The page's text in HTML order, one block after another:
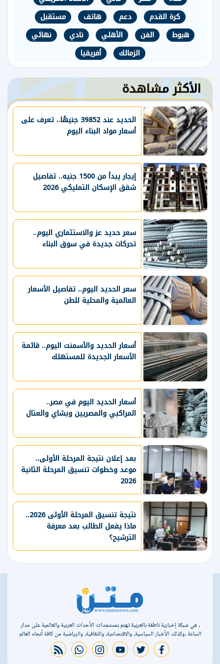
كرة القدم
دعم هاتف
مستقبل
هبوط
الفن الأهلي نادي
نهائي
الزمالك
أفريقيا
الأكثر مشاهدة
الحديد عند 39852 جنيهًا.. تعرف على
أسعار مواد البناء اليوم
إيجار يبدأ من 1500 جنيه.. تفاصيل
شقق الإسكان التمليكي 2026
سعر حديد عز والاستثماري اليوم..
تحركات جديدة في سوق البناء
سعر الحديد اليوم.. تفاصيل الأسعار
العالمية والمحلية للطن
أسعار الحديد والأسمنت اليوم.. قائمة
الأسعار الجديدة للمستهلك
أسعار الحديد اليوم في مصر..
المراكبي والمصريين وبشاي والعتال
بعد إعلان نتيجة المرحلة الأولى..
موعد وخطوات تنسيق المرحلة الثانية
2026
نتيجة تنسيق المرحلة الأولى 2026..
ماذا يفعل الطالب بعد معرفة
الترشيح؟
، هي شبكة إخبارية ناطقة بالعربية تهتم بمستجدات الأحداث العربية والعالمية على مدار
الساعة ،وكذلك الأخبار السياسية، والاقتصادية، والثقافية، والرياضية من كافة أنحاء العالم
facebook
twitter
youtube
instagram
whatsapp
rss feed